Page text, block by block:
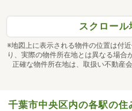
スクロール
※地図上に表示される物件の位置は付
り、実際の物件所在地とは異なる場合
正確な物件所在地は、取扱い不動産
千葉市中央区内の各駅の住